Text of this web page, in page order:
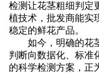
检测让花茎粗细判定
植技术，批发商能实
稳定的鲜花产品。
如今，明确的花
判断向数据化、标准
的科学检测方案，正